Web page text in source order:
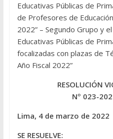
Educativas Públicas de
de Profesores de
2022” – Segundo Grupo y
Educativas Públicas de
focalizadas con plazas de
Año Fiscal 2022”
RESOLUCIÓN
Nº 023-
Lima, 4 de marzo de 2022
SE RESUELVE: